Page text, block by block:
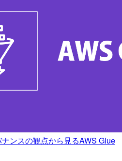
ンスの観点から見るAWS Glue